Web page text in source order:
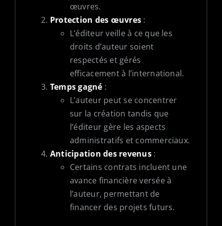
œuvres.
Protection des œuvres :
L’éditeur veille à ce que les
droits d’auteur soient
respectés et gérés
efficacement à l’international.
Temps gagné :
L’auteur peut se concentrer
sur la création tandis que
l’éditeur gère les aspects
administratifs et commerciaux.
Anticipation des revenus:
Certains contrats incluent une
avance financière versée à
l’auteur, permettant de
financer des projets futurs.